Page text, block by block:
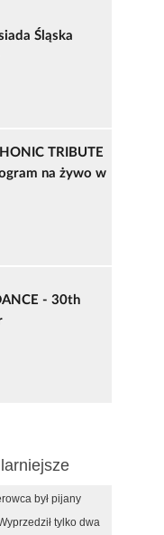
Śląska
TRIBUTE
na żywo w
- 30th
był pijany
tylko dwa